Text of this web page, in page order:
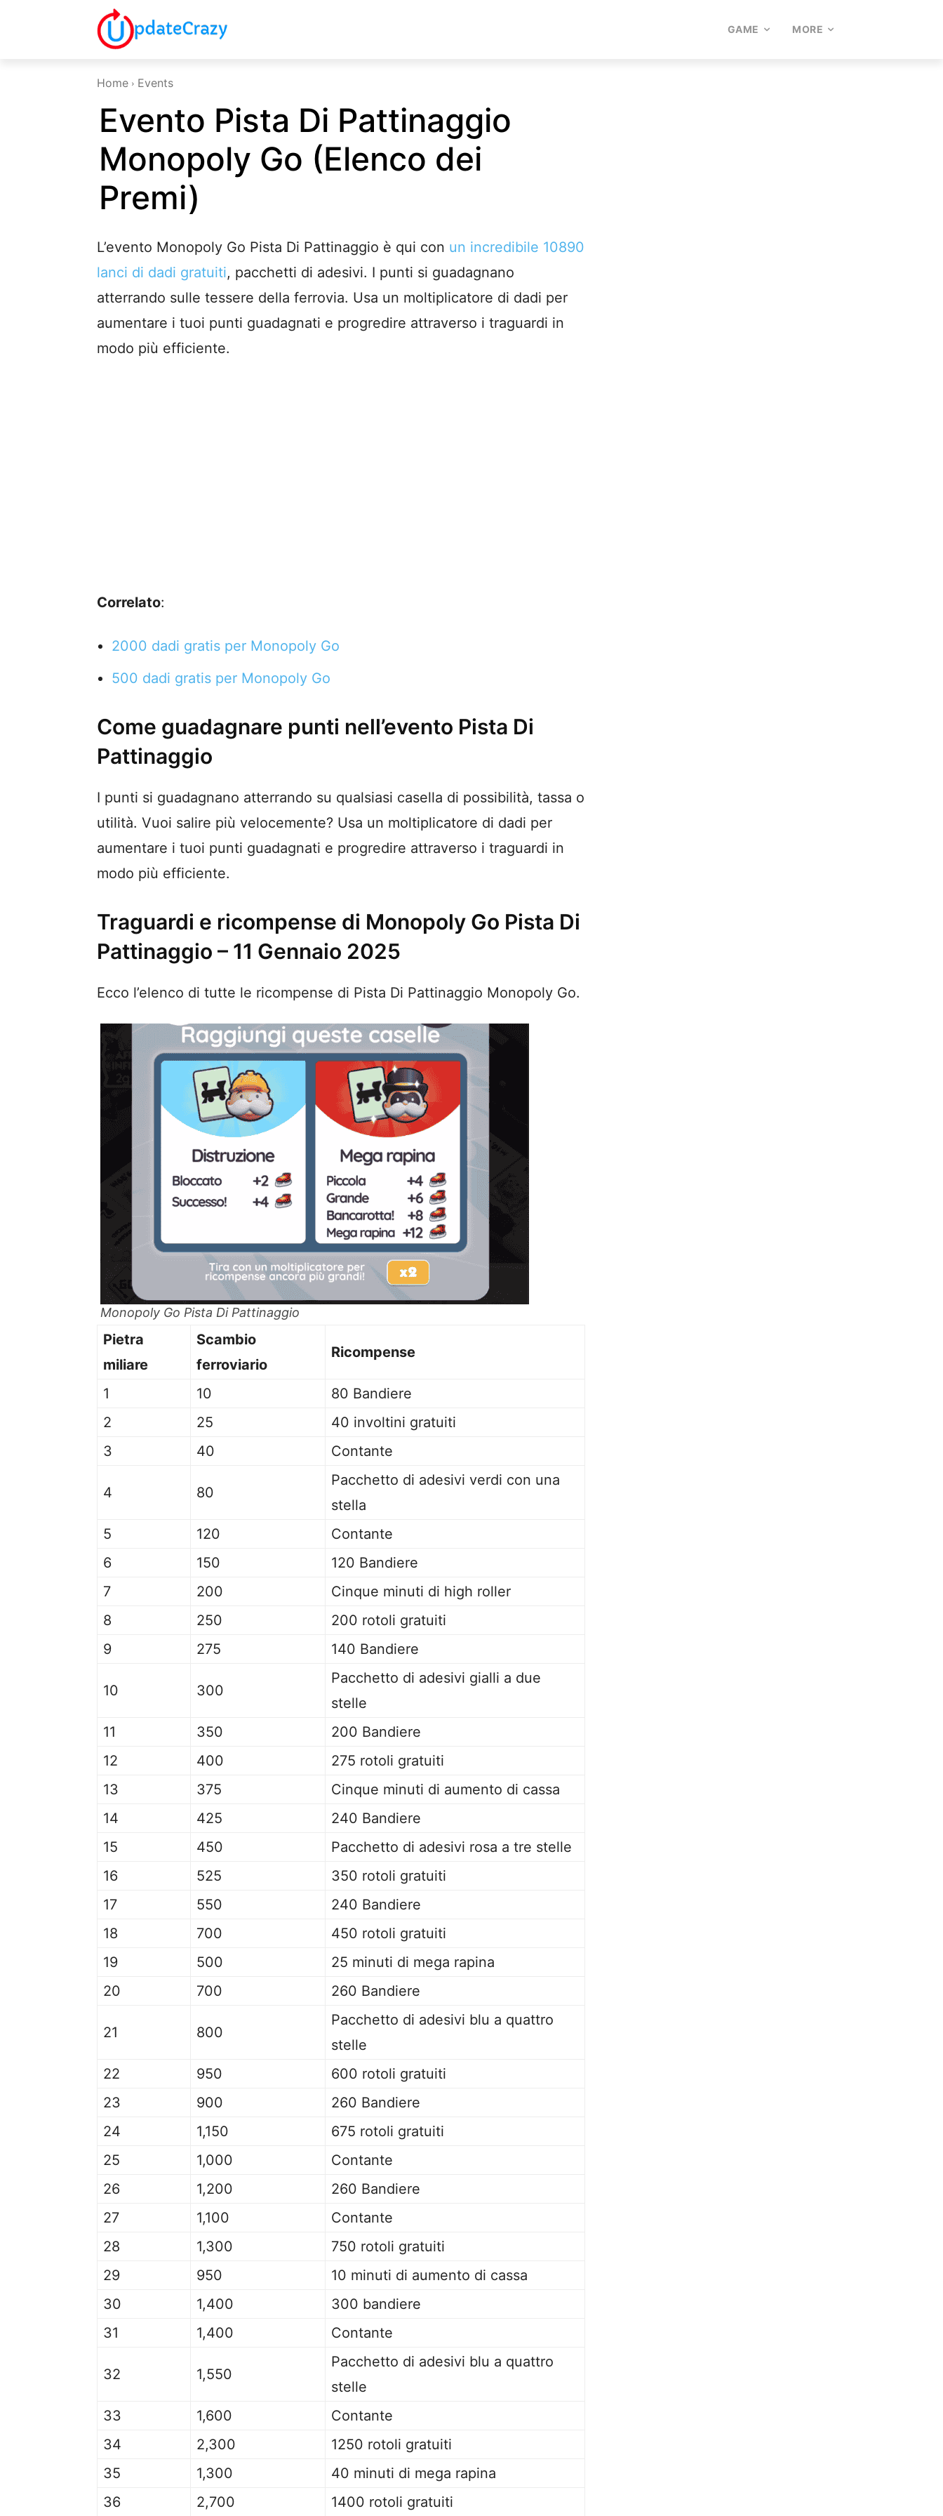
GAME MORE
Home Events
Evento Pista Di Pattinaggio
Monopoly Go (Elenco dei
Premi)
L’evento Monopoly Go Pista Di Pattinaggio è qui con un incredibile 10890
lanci di dadi gratuiti, pacchetti di adesivi. I punti si guadagnano
atterrando sulle tessere della ferrovia. Usa un moltiplicatore di dadi per
aumentare i tuoi punti guadagnati e progredire attraverso i traguardi in
modo più efficiente.
Correlato:
2000 dadi gratis per Monopoly Go
500 dadi gratis per Monopoly Go
Come guadagnare punti nell’evento Pista Di
Pattinaggio
I punti si guadagnano atterrando su qualsiasi casella di possibilità, tassa o
utilità. Vuoi salire più velocemente? Usa un moltiplicatore di dadi per
aumentare i tuoi punti guadagnati e progredire attraverso i traguardi in
modo più efficiente.
Traguardi e ricompense di Monopoly Go Pista Di
Pattinaggio – 11 Gennaio 2025
Ecco l’elenco di tutte le ricompense di Pista Di Pattinaggio Monopoly Go.
Monopoly Go Pista Di Pattinaggio
Pietra
miliare
Scambio
ferroviario
Ricompense
1 10
80 Bandiere
2
25
40 involtini gratuiti
3
40 Contante
4 80
Pacchetto di adesivi verdi con una
stella
5
120
Contante
6
150
120 Bandiere
7
200
Cinque minuti di high roller
8
250
200 rotoli gratuiti
9
275 140 Bandiere
10 300
Pacchetto di adesivi gialli a due
stelle
11
350
200 Bandiere
12
400
275 rotoli gratuiti
13
375
Cinque minuti di aumento di cassa
14
425
240 Bandiere
15
450
Pacchetto di adesivi rosa a tre stelle
16
525
350 rotoli gratuiti
17
550
240 Bandiere
18
700
450 rotoli gratuiti
19
500
25 minuti di mega rapina
20
700 260 Bandiere
21 800
Pacchetto di adesivi blu a quattro
stelle
22
950
600 rotoli gratuiti
23
900
260 Bandiere
24
1,150
675 rotoli gratuiti
25
1,000
Contante
26
1,200
260 Bandiere
27
1,100
Contante
28
1,300
750 rotoli gratuiti
29
950
10 minuti di aumento di cassa
30
1,400
300 bandiere
31
1,400 Contante
32 1,550
Pacchetto di adesivi blu a quattro
stelle
33
1,600
Contante
34
2,300
1250 rotoli gratuiti
35
1,300
40 minuti di mega rapina
36
2,700 1400 rotoli gratuiti